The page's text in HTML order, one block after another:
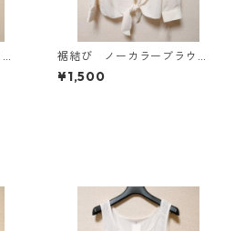
裾結び ノーカラーブラウ
ス ３Ｌ アイボリー KAE-
4813
¥1,500